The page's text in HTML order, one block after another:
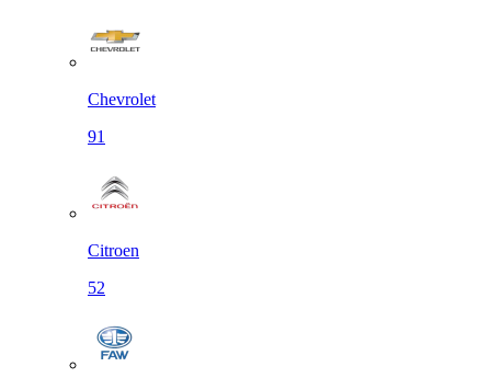
Chevrolet
91
Citroen
52